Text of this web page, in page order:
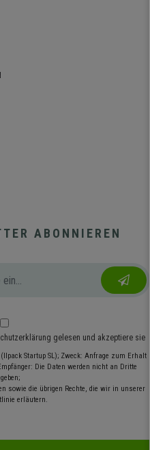
ABONNIEREN
gelesen und akzeptiere sie
Startup SL); Zweck: Anfrage zum Erhalt
Die Daten werden nicht an Dritte
sowie die übrigen Rechte, die wir in unserer
erläutern.